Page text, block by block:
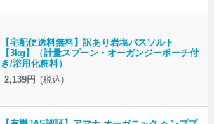
【宅配便送料無料】訳あり岩塩バスソルト
【3kg】（計量スプーン・オーガンジーポーチ付
き/浴用化粧料）
2,139円 (税込)